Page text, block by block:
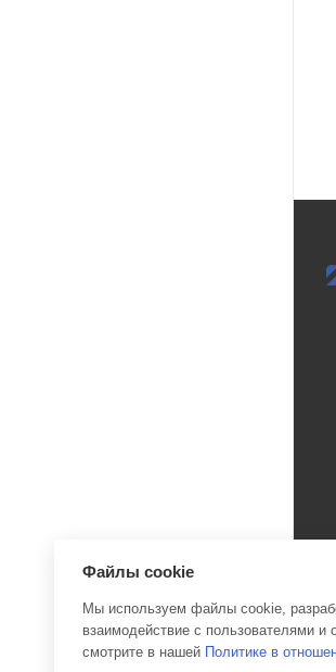
Файлы cookie
Мы используем файлы cookie,
взаимодействие с пользователями
смотрите в нашей Политике в